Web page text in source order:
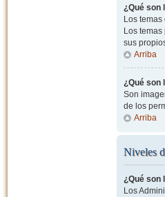
¿Qué son
Los
Los
sus
Arriba
¿Qué son
Son
de los
Arriba
Niveles
¿Qué son
Los